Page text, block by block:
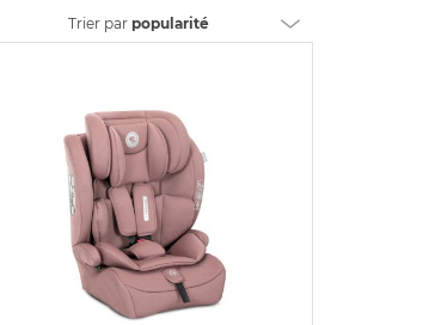
Trier par popularité